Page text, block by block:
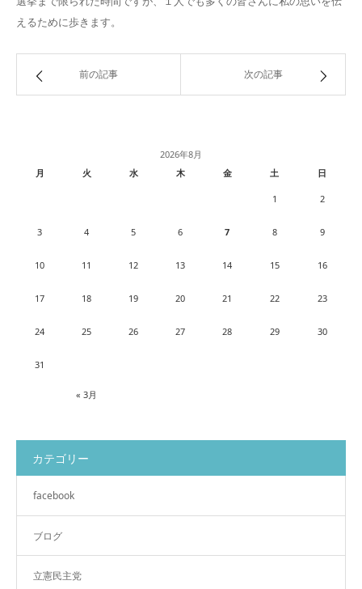
えるために歩きます。
前の記事 次の記事
2026年8月
月
火 水 木 金 土 日
« 3月
1 2
3 4 5 6 7 8 9
10 11 12 13 14 15 16
17 18 19 20 21 22 23
24 25 26 27 28 29 30
31
カテゴリー
facebook
ブログ
立憲民主党